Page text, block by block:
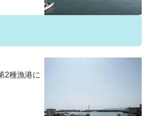
2種漁港に